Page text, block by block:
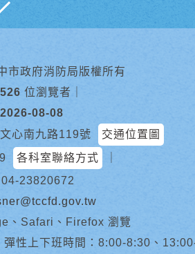
政府消防局版權所有
位瀏覽者
2026-08-08
心南九路119號
交通位置圖
各科室聯絡方式
23820672
、Safari、Firefox 瀏覽
性上下班時間：8:00-8:30、